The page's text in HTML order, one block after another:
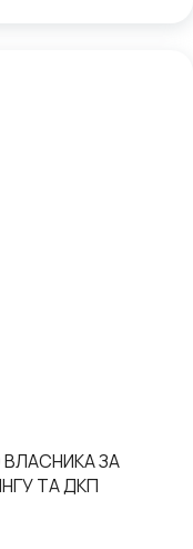
ЗА
ТА ДКП